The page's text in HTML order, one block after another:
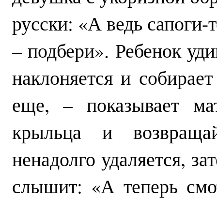
русски: «А ведь сапоги-
– подбери». Ребенок
наклоняется и
еще, – показывает
крыльца и
ненадолго удаляется,
слышит: «А теперь